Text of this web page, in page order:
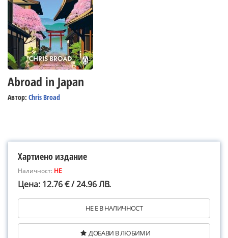
Abroad in Japan
Автор: Chris Broad
Хартиено издание
Наличност: НЕ
Цена: 12.76 € / 24.96 ЛВ.
НЕ Е В НАЛИЧНОСТ
ДОБАВИ В ЛЮБИМИ